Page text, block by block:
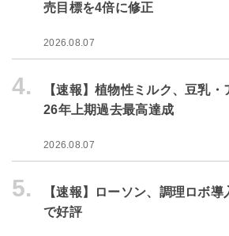
売目標を4倍に修正
2026.08.07
4.
【速報】植物性ミルク、豆乳
26年上期過去最高達成
2026.08.07
5.
【速報】ローソン、調理ロボ
で好評